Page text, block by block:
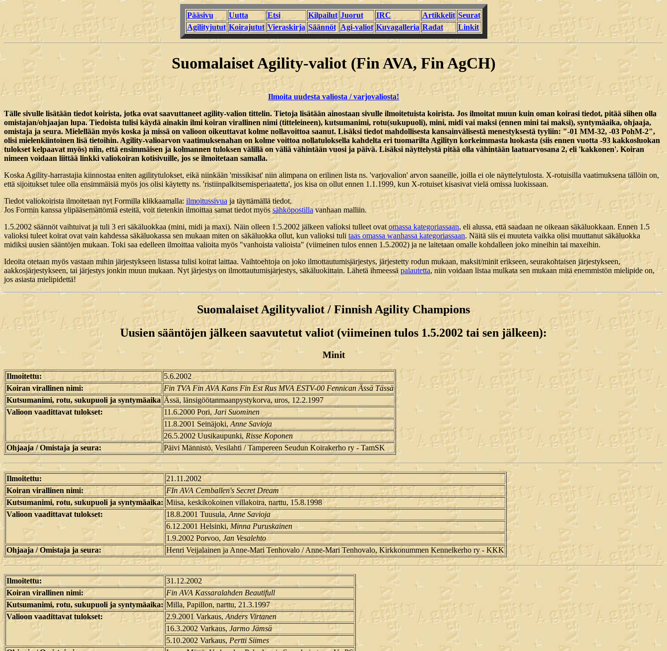
Pääsivu Uutta Etsi Kilpailut Juorut IRC Artikkelit Seurat
Agilityjutut Koirajutut Vieraskirja Säännöt Agi-valiot Kuvagalleria Radat Linkit
Suomalaiset Agility-valiot (Fin AVA, Fin AgCH)
Ilmoita uudesta valiosta / varjovaliosta!
Tälle sivulle lisätään tiedot koirista, jotka ovat saavuttaneet agility-valion tittelin. Tietoja lisätään ainostaan sivulle ilmoitetuista koirista. Jos ilmoitat muun kuin oman koirasi tiedot, pitää siihen olla
omistajan/ohjaajan lupa. Tiedoista tulisi käydä ainakin ilmi koiran virallinen nimi (titteleineen), kutsumanimi, rotu(sukupuoli), mini, midi vai maksi (ennen mini tai maksi), syntymäaika, ohjaaja,
omistaja ja seura. Mielellään myös koska ja missä on valioon oikeuttavat kolme nollavoittoa saanut. Lisäksi tiedot mahdollisesta kansainvälisestä menestyksestä tyyliin: "-01 MM-32, -03 PohM-2",
olisi mielenkiintoinen lisä tietoihin. Agility-valioarvon vaatimuksenahan on kolme voittoa nollatuloksella kahdelta eri tuomarilta Agilityn korkeimmasta luokasta (siis ennen vuotta -93 kakkosluokan
tulokset kelpaavat myös) niin, että ensimmäisen ja kolmannen tuloksen välillä on väliä vähintään vuosi ja päivä. Lisäksi näyttelystä pitää olla vähintään laatuarvosana 2, eli 'kakkonen'. Koiran
nimeen voidaan liittää linkki valiokoiran kotisivuille, jos se ilmoitetaan samalla.
Koska Agility-harrastajia kiinnostaa eniten agilitytulokset, eikä niinkään 'missikisat' niin alimpana on erilinen lista ns. 'varjovalion' arvon saaneille, joilla ei ole näyttelytulosta. X-rotuisilla vaatimuksena tällöin on,
että sijoitukset tulee olla ensimmäisiä myös jos olisi käytetty ns. 'ristiinpalkitsemisperiaatetta', jos kisa on ollut ennen 1.1.1999, kun X-rotuiset kisasivat vielä omissa luokissaan.
Tiedot valiokoirista ilmoitetaan nyt Formilla klikkaamalla: ilmoitussivua ja täyttämällä tiedot.
Jos Formin kanssa ylipääsemättömiä esteitä, voit tietenkin ilmoittaa samat tiedot myössähköpostillavanhaan malliin.
1.5.2002 säännöt vaihtuivat ja tuli 3 eri säkäluokkaa (mini, midi ja maxi). Näin olleen 1.5.2002 jälkeen valioksi tulleet ovat omassa kategoriassaan, eli alussa, että saadaan ne oikeaan säkäluokkaan. Ennen 1.5
valioksi tuleet koirat ovat vain kahdessa säkäluokassa sen mukaan miten on säkäluokka ollut, kun valioksi tuli taas omassa wanhassa kategoriassaan. Näitä siis ei muuteta vaikka olisi muuttanut säkäluokka
midiksi uusien sääntöjen mukaan. Toki saa edelleen ilmoittaa valioita myös "vanhoista valioista" (viimeinen tulos ennen 1.5.2002) ja ne laitetaan omalle kohdalleen joko mineihin tai maxeihin.
Ideoita otetaan myös vastaan mihin järjestykseen listassa tulisi koirat laittaa. Vaihtoehtoja on joko ilmottautumisjärjestys, järjestetty rodun mukaan, maksit/minit erikseen, seurakohtaisen järjestykseen,
aakkosjärjestykseen, tai järjestys jonkin muun mukaan. Nyt järjestys on ilmottautumisjärjestys, säkäluokittain. Lähetä ihmeessä palautetta, niin voidaan listaa mulkata sen mukaan mitä enemmistön mielipide on,
jos asiasta mielipidettä!
Suomalaiset Agilityvaliot / Finnish Agility Champions
Uusien sääntöjen jälkeen saavutetut valiot (viimeinen tulos 1.5.2002 tai sen jälkeen):
Minit
Ilmoitettu:
5.6.2002
Koiran virallinen nimi:
Fin TVA Fin AVA Kans Fin Est Rus MVA ESTV-00 Fennican Ässä Tässä
Kutsumanimi, rotu, sukupuoli ja syntymäaika Ässä, länsigöötanmaanpystykorva, uros, 12.2.1997
Valioon vaadittavat tulokset:
11.6.2000 Pori, Jari Suominen
11.8.2001 Seinäjoki, Anne Savioja
26.5.2002 Uusikaupunki, Risse Koponen
Ohjaaja / Omistaja ja seura:
Päivi Männistö, Vesilahti / Tampereen Seudun Koirakerho ry - TamSK
Ilmoitettu:
21.11.2002
Koiran virallinen nimi:
FIn AVA Cemballen's Secret Dream
Kutsumanimi, rotu, sukupuoli ja syntymäaika: Miisa, keskikokoinen villakoira, narttu, 15.8.1998
Valioon vaadittavat tulokset:
18.8.2001 Tuusula, Anne Savioja
6.12.2001 Helsinki, Minna Puruskainen
1.9.2002 Porvoo, Jan Vesalehto
Ohjaaja / Omistaja ja seura:
Henri Veijalainen ja Anne-Mari Tenhovalo / Anne-Mari Tenhovalo, Kirkkonummen Kennelkerho ry - KKK
Ilmoitettu:
31.12.2002
Koiran virallinen nimi:
Fin AVA Kassaralahden Beautifull
Kutsumanimi, rotu, sukupuoli ja syntymäaika: Milla, Papillon, narttu, 21.3.1997
Valioon vaadittavat tulokset:
2.9.2001 Varkaus, Anders Virtanen
16.3.2002 Varkaus, Jarmo Jämsä
5.10.2002 Varkaus, Pertti Siimes